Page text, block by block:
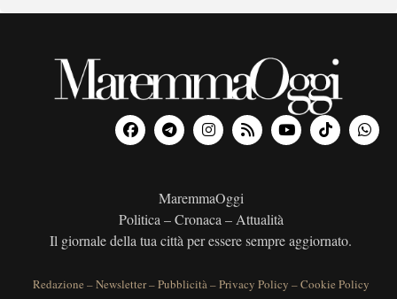
MaremmaOggi
Politica – Cronaca – Attualità
Il giornale della tua città per essere sempre aggiornato.
Redazione –Newsletter–Pubblicità–Privacy Policy –Cookie Policy